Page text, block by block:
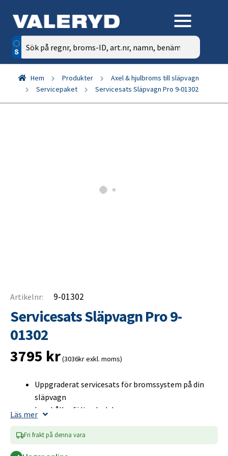
Sök
efter:
Hem Produkter
Axel & hjulbroms till släpvagn
Servicepaket
Servicesats Släpvagn Pro 9-01302
Artikelnr: 9-01302
Servicesats Släpvagn Pro 9-
01302
3795 kr(3036kr exkl. moms)
Uppgraderat servicesats för bromssystem på din
släpvagn
Innehåller följande delar:
Hjullager
Läs mer
Fri frakt på denna vara